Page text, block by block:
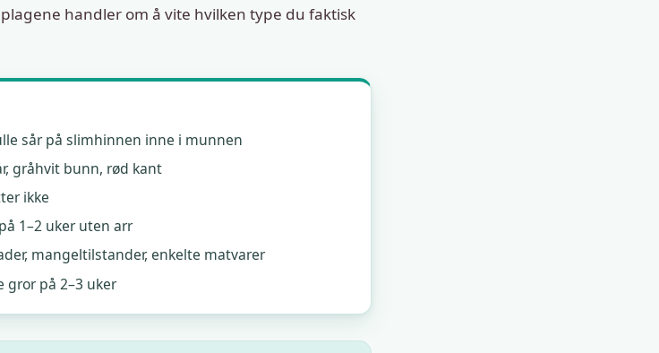
handler om å vite hvilken type du faktisk
sår på slimhinnen inne i munnen
gråhvit bunn, rød kant
ikke
1–2 uker uten arr
mangeltilstander, enkelte matvarer
gror på 2–3 uker